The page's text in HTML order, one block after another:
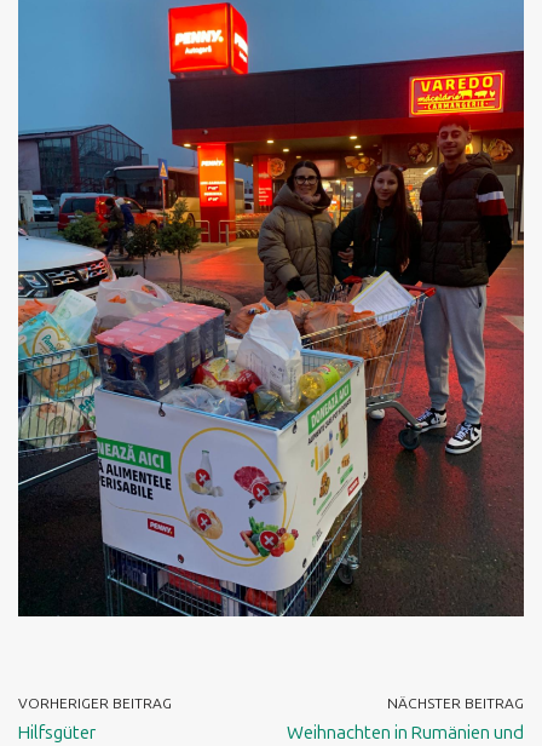
VORHERIGER BEITRAG
Hilfsgüter
NÄCHSTER BEITRAG
Weihnachten in Rumänien und